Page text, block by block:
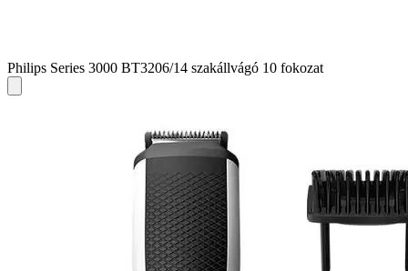
Philips Series 3000 BT3206/14 szakállvágó 10 fokozat